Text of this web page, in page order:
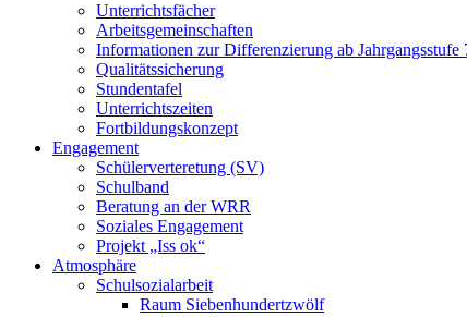
Unterrichtsfächer
Arbeitsgemeinschaften
Informationen zur Differenzierung ab Jahrgangsstufe
Qualitätssicherung
Stundentafel
Unterrichtszeiten
Fortbildungskonzept
Engagement
Schülerverteretung (SV)
Schulband
Beratung an der WRR
Soziales Engagement
Projekt „Iss ok“
Atmosphäre
Schulsozialarbeit
Raum Siebenhundertzwölf